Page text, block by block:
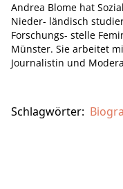
Andrea Blome hat
Nieder- ländisch
Forschungs- stelle
Münster. Sie arbeitet
Journalistin und
Schlagwörter: